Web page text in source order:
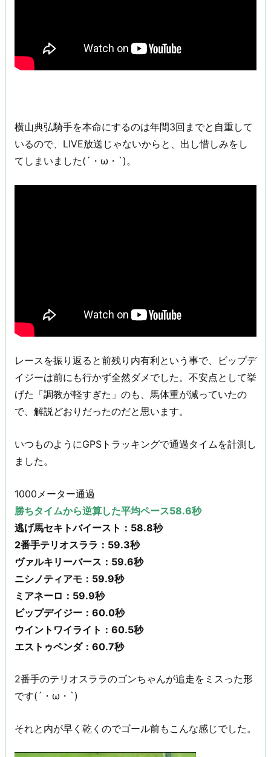
横山典弘騎手を本命にするのは年間3回までと自重して
いるので、LIVE放送じゃないからと、出し惜しみをし
てしまいました(´・ω・`)。
レースを振り返ると前残り内有利という事で、ビップデ
イジーは前にも行かず全然ダメでした。不安点として挙
げた「調教が軽すぎた」のも、馬体重が減っていたの
で、解説どおりだったのだと思います。
いつものようにGPSトラッキングで通過タイムを計測し
ました。
1000メーター通過
勝ちタイムから逆算した平均ペース58.6秒
逃げ馬セキトバイースト：58.8秒
2番手テリオスララ：59.3秒
ヴァルキリーバース：59.6秒
ニシノティアモ：59.9秒
ミアネーロ：59.9秒
ビップデイジー：60.0秒
ウイントワイライト：60.5秒
エストゥペンダ：60.7秒
2番手のテリオスララのゴンちゃんが追走をミスった形
です(´・ω・`)
それと内が早く乾くのでゴール前もこんな感じでした。